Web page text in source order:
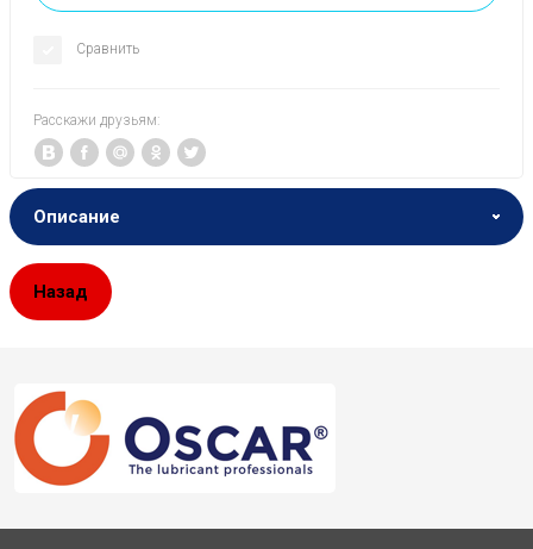
Сравнить
Расскажи друзьям:
Описание
Назад